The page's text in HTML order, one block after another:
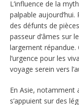
L’influence de la
palpable
des défunts de
passeur d’âmes sur
largement répandue.
l’urgence pour les
voyage serein vers
En Asie, notamment
s’appuient sur des